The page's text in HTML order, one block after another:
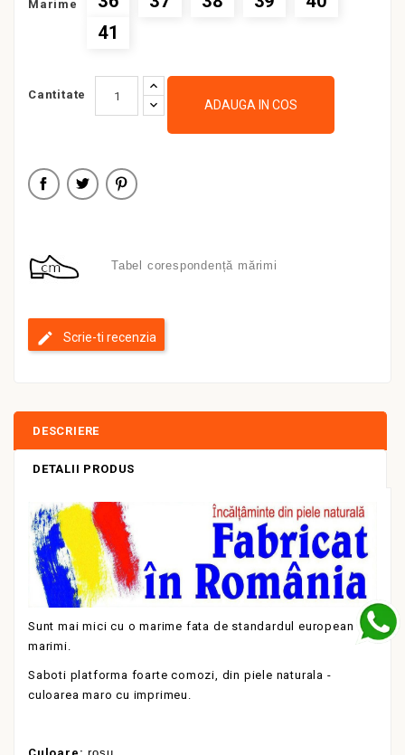
Marime
41
Cantitate
ADAUGA IN COS
Tabel corespondență mărimi
Scrie-ti recenzia
DESCRIERE
DETALII PRODUS
Sunt mai mici cu o marime fata de standardul european de
marimi.
Saboti platforma foarte comozi, din piele naturala -
culoarea maro cu imprimeu.